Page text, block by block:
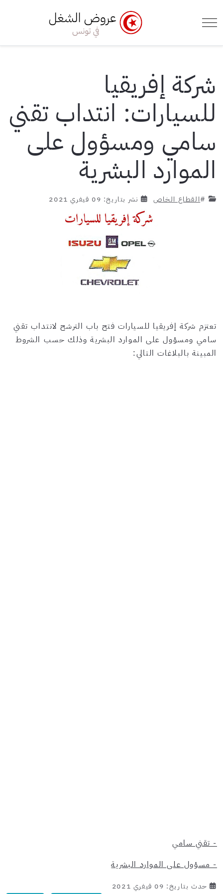
Mobile Menu Toggle
شركة إفريقيا
للسيارات: انتداب تقني
سامي ومسؤول على
الموارد البشرية
#القطاع الخاص نشر بتاريخ: 09 فيفري 2021
تعتزم شركة إفريقيا للسيارات فتح باب الترشح لانتداب تقني
سامي ومسؤول على الموارد البشرية وذلك حسب الشروط
المبينة بالبلاغات التالي:
- تقني سامي
- مسؤول على الموارد البشرية
حدث بتاريخ: 09 فيفري 2021
Toggle